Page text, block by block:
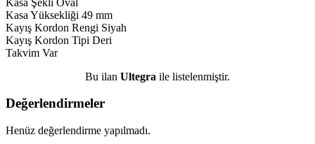
Kasa Yüksekliği 49 mm
Kayış Kordon Rengi Siyah
Kayış Kordon Tipi Deri
Takvim Var
Bu ilan Ultegra ile listelenmiştir.
Değerlendirmeler
Henüz değerlendirme yapılmadı.